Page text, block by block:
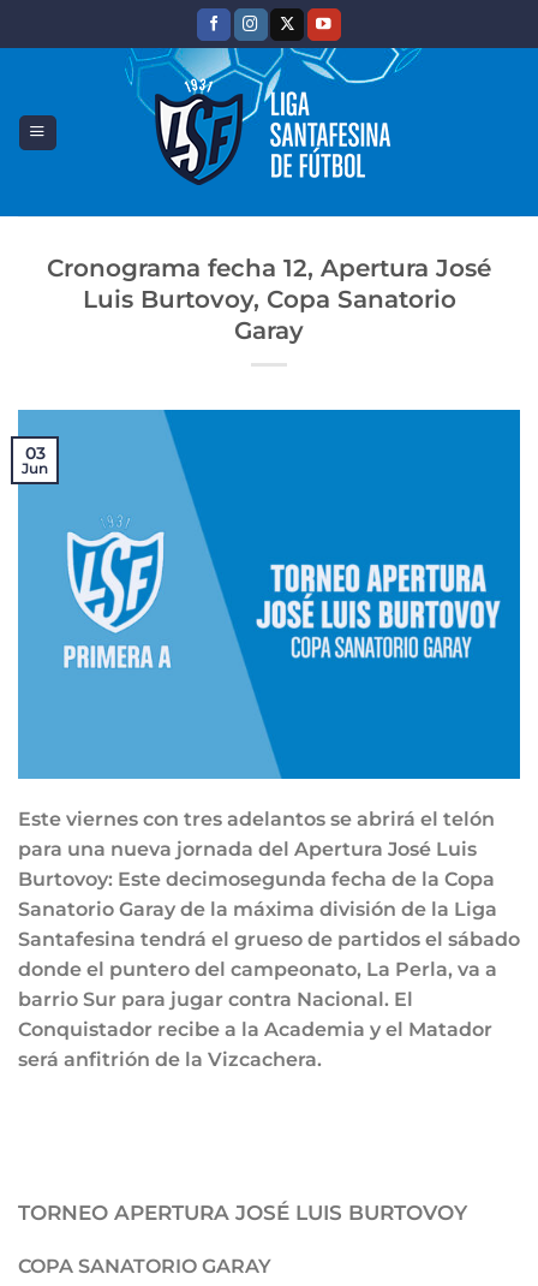
Cronograma fecha 12, Apertura José
Luis Burtovoy, Copa Sanatorio
Garay
03
Jun
Este viernes con tres adelantos se abrirá el telón
para una nueva jornada del Apertura José Luis
Burtovoy: Este decimosegunda fecha de la Copa
Sanatorio Garay de la máxima división de la Liga
Santafesina tendrá el grueso de partidos el sábado
donde el puntero del campeonato, La Perla, va a
barrio Sur para jugar contra Nacional. El
Conquistador recibe a la Academia y el Matador
será anfitrión de la Vizcachera.
TORNEO APERTURA JOSÉ LUIS BURTOVOY
COPA SANATORIO GARAY